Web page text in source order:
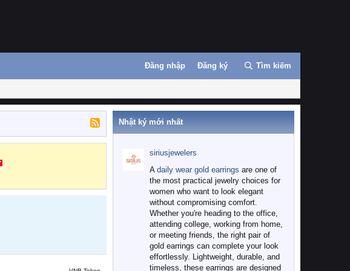
Đăng nhập Đăng ký Tìm kiếm
Nhật ký mới nhất
siriusjewelers
A daily wear gold earrings are one of
the most practical jewelry choices for
women who want to look elegant
without compromising comfort.
Whether you're heading to the office,
attending college, working from home,
or meeting friends, the right pair of
gold earrings can complete your look
effortlessly. Lightweight, durable, and
timeless, these earrings are designed